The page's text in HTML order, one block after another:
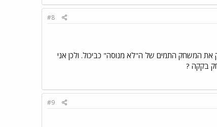
#8
המשחק התמים של ה"לא מנוסה" כביכול. ולכן אני
בקקה ?
#9